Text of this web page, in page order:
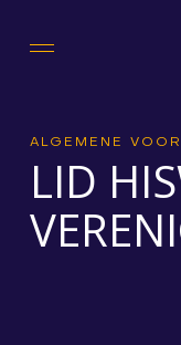
ALGEMENE
LID